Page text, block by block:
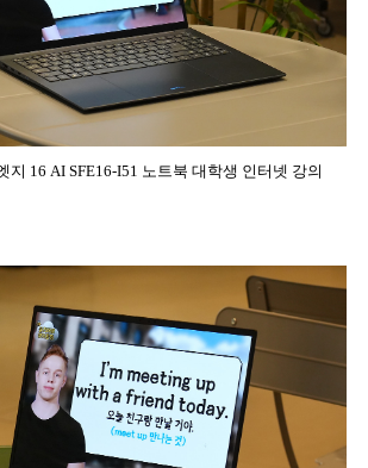
지 16 AI SFE16-I51 노트북 대학생 인터넷 강의